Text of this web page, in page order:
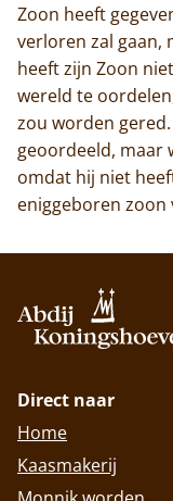
Zoon heeft
verloren zal gaan,
heeft zijn Zoon
wereld te
zou worden
geoordeeld, maar
omdat hij niet
eniggeboren zoon
Direct naar
Home
Kaasmakerij